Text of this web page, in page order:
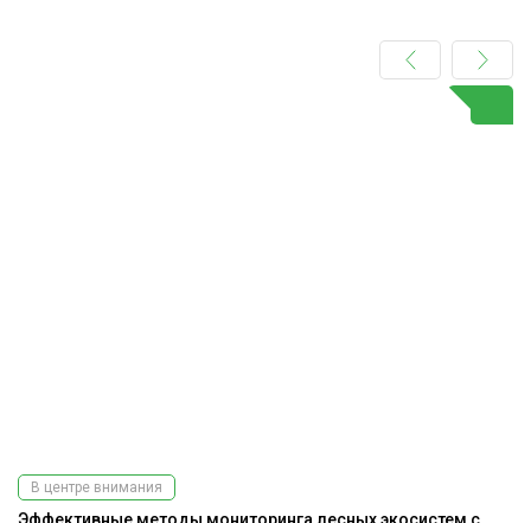
В центре внимания
Эффективные методы мониторинга лесных экосистем с